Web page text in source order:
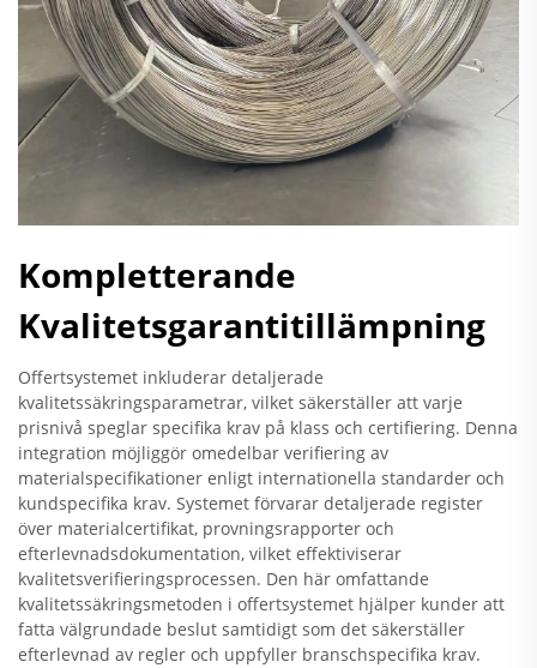
Kompletterande
Kvalitetsgarantitillämpning
Offertsystemet inkluderar detaljerade
kvalitetssäkringsparametrar, vilket säkerställer att varje
prisnivå speglar specifika krav på klass och certifiering. Denna
integration möjliggör omedelbar verifiering av
materialspecifikationer enligt internationella standarder och
kundspecifika krav. Systemet förvarar detaljerade register
över materialcertifikat, provningsrapporter och
efterlevnadsdokumentation, vilket effektiviserar
kvalitetsverifieringsprocessen. Den här omfattande
kvalitetssäkringsmetoden i offertsystemet hjälper kunder att
fatta välgrundade beslut samtidigt som det säkerställer
efterlevnad av regler och uppfyller branschspecifika krav.